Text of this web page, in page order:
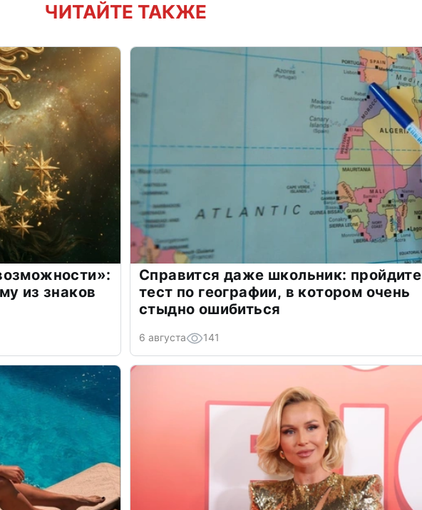
ЧИТАЙТЕ ТАКЖЕ
из знаков
Справится даже школьник: пройдите
тест по географии, в котором очень
стыдно ошибиться
6 августа 141